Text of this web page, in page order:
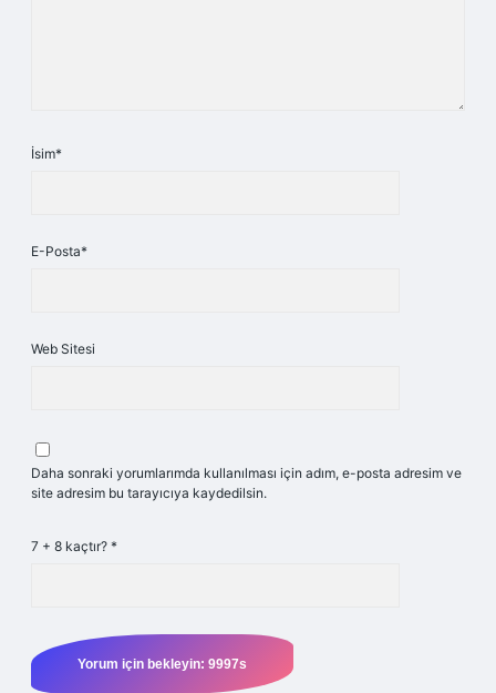
İsim*
E-Posta*
Web Sitesi
Daha sonraki yorumlarımda kullanılması için adım, e-posta adresim ve
site adresim bu tarayıcıya kaydedilsin.
7 + 8 kaçtır? *